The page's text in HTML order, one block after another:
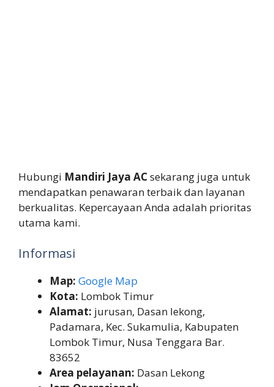
Hubungi Mandiri Jaya ACsekarang juga untuk
mendapatkan penawaran terbaik dan layanan
berkualitas. Kepercayaan Anda adalah prioritas
utama kami.
Informasi
Map: Google Map
Kota: Lombok Timur
Alamat: jurusan, Dasan lekong,
Padamara, Kec. Sukamulia, Kabupaten
Lombok Timur, Nusa Tenggara Bar.
83652
Area pelayanan: Dasan Lekong